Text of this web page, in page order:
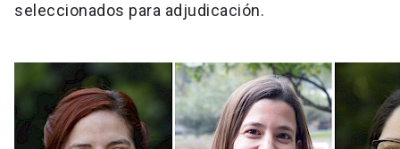
seleccionados para adjudicación.